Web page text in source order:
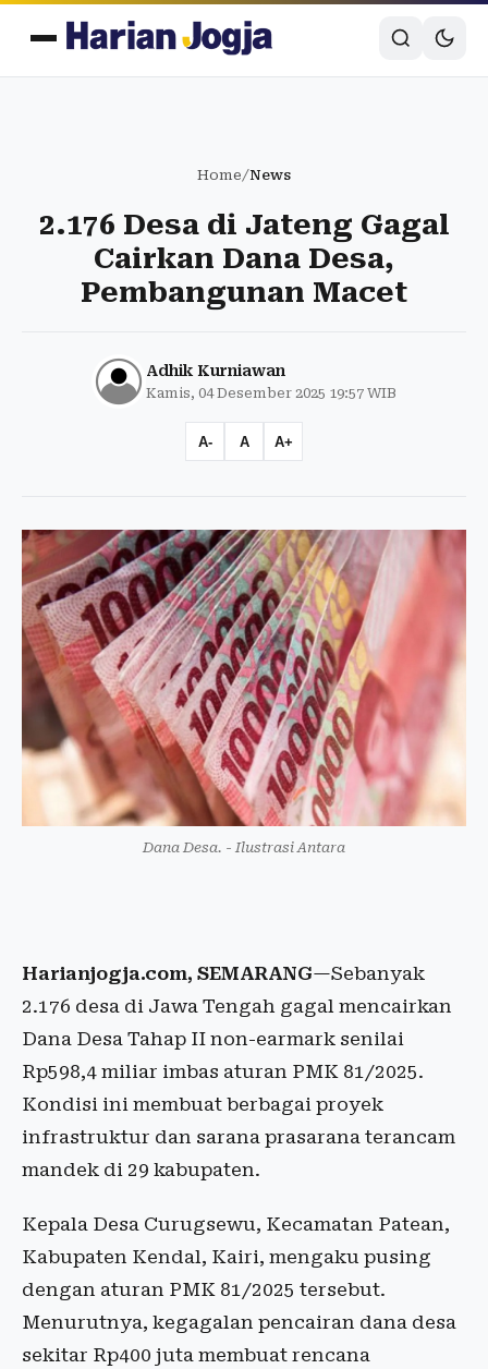
Home/News
2.176 Desa di Jateng Gagal
Cairkan Dana Desa,
Pembangunan Macet
Adhik Kurniawan
Kamis, 04 Desember 2025 19:57 WIB
A- A A+
Dana Desa. - Ilustrasi Antara
Harianjogja.com, SEMARANG—Sebanyak
2.176 desa di Jawa Tengah gagal mencairkan
Dana Desa Tahap II non-earmark senilai
Rp598,4 miliar imbas aturan PMK 81/2025.
Kondisi ini membuat berbagai proyek
infrastruktur dan sarana prasarana terancam
mandek di 29 kabupaten.
Kepala Desa Curugsewu, Kecamatan Patean,
Kabupaten Kendal, Kairi, mengaku pusing
dengan aturan PMK 81/2025 tersebut.
Menurutnya, kegagalan pencairan dana desa
sekitar Rp400 juta membuat rencana